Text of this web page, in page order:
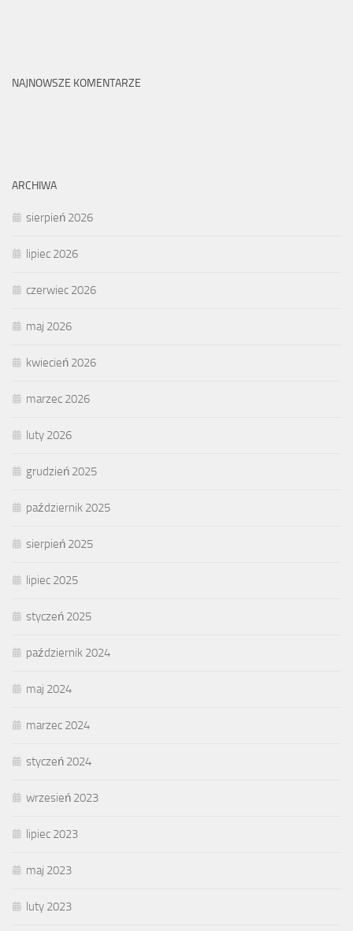
NAJNOWSZE KOMENTARZE
ARCHIWA
sierpień 2026
lipiec 2026
czerwiec 2026
maj 2026
kwiecień 2026
marzec 2026
luty 2026
grudzień 2025
październik 2025
sierpień 2025
lipiec 2025
styczeń 2025
październik 2024
maj 2024
marzec 2024
styczeń 2024
wrzesień 2023
lipiec 2023
maj 2023
luty 2023